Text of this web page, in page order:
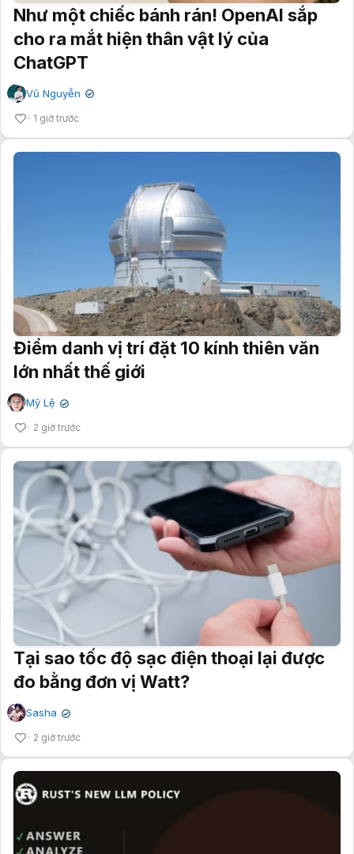
Như một chiếc bánh rán! OpenAI sắp
cho ra mắt hiện thân vật lý của
ChatGPT
Vũ Nguyễn ✔
1 giờ trước
Điểm danh vị trí đặt 10 kính thiên văn
lớn nhất thế giới
Mỹ Lệ ✔
2 giờ trước
Tại sao tốc độ sạc điện thoại lại được
đo bằng đơn vị Watt?
Sasha ✔
2 giờ trước